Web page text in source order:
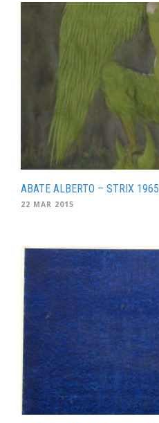
ABATE ALBERTO – STRIX 1965
22 MAR 2015